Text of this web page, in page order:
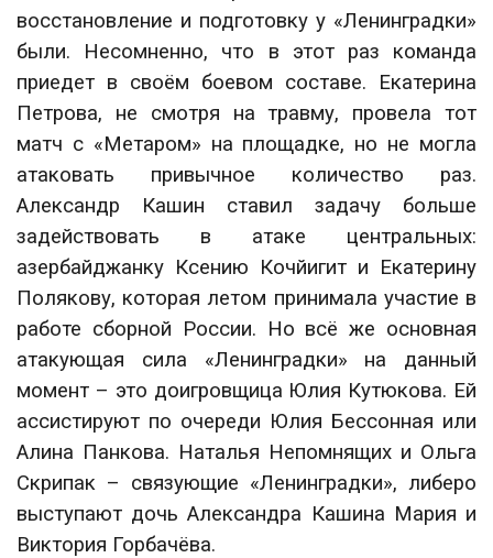
восстановление и подготовку у «Ленинградки»
были. Несомненно, что в этот раз команда
приедет в своём боевом составе. Екатерина
Петрова, не смотря на травму, провела тот
матч с «Метаром» на площадке, но не могла
атаковать привычное количество раз.
Александр Кашин ставил задачу больше
задействовать в атаке центральных:
азербайджанку Ксению Кочйигит и Екатерину
Полякову, которая летом принимала участие в
работе сборной России. Но всё же основная
атакующая сила «Ленинградки» на данный
момент – это доигровщица Юлия Кутюкова. Ей
ассистируют по очереди Юлия Бессонная или
Алина Панкова. Наталья Непомнящих и Ольга
Скрипак – связующие «Ленинградки», либеро
выступают дочь Александра Кашина Мария и
Виктория Горбачёва.